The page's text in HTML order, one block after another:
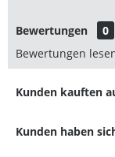
Bewertungen
0
Bewertungen
Kunden kauften
Kunden haben